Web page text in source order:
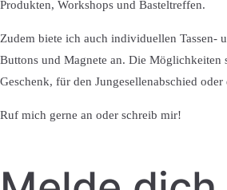
Produkten, Workshops und Basteltreffen.
Zudem biete ich auch individuellen Tassen-
Buttons und Magnete an. Die Möglichkeiten
Geschenk, für den Jungesellenabschied
Ruf mich gerne an oder schreib mir!